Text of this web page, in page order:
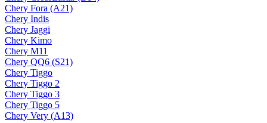
Chery Fora (A21)
Chery Indis
Chery Jaggi
Chery Kimo
Chery M11
Chery QQ6 (S21)
Chery Tiggo
Chery Tiggo 2
Chery Tiggo 3
Chery Tiggo 5
Chery Very (A13)